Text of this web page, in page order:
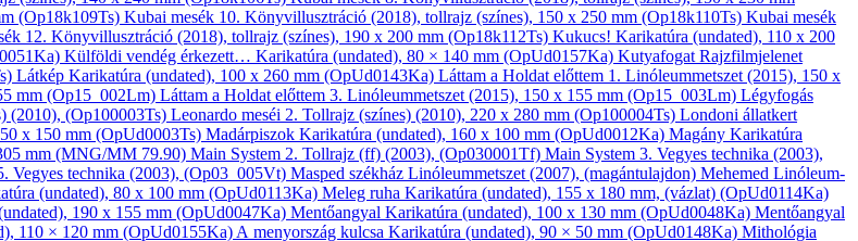
(Op18k109Ts) Kubai mesék 10. Könyv­illusztráció (2018), tollrajz (színes), 150 x 250 mm (Op18k110Ts) Kubai mesék
12. Könyv­illusztráció (2018), tollrajz (színes), 190 x 200 mm (Op18k112Ts) Kukucs! Karikatúra (undated), 110 x 200
Külföldi vendég érkezett… Karikatúra (undated), 80 × 140 mm (OpUd0157Ka) Kutyafogat Rajzfilmjelenet
Látkép Karikatúra (undated), 100 x 260 mm (OpUd0143Ka) Láttam a Holdat előttem 1. Linóleum­metszet (2015), 150 x
mm (Op15_002Lm) Láttam a Holdat előttem 3. Linóleum­metszet (2015), 150 x 155 mm (Op15_003Lm) Légyfogás
(2010), (Op100003Ts) Leonardo meséi 2. Tollrajz (színes) (2010), 220 x 280 mm (Op100004Ts) Londoni állatkert
x 150 mm (OpUd0003Ts) Madárpiszok Karikatúra (undated), 160 x 100 mm (OpUd0012Ka) Magány Karikatúra
mm (MNG/MM 79.90) Main System 2. Tollrajz (ff) (2003), (Op030001Tf) Main System 3. Vegyes technika (2003),
Vegyes technika (2003), (Op03_005Vt) Masped székház Linóleum­metszet (2007), (magántulajdon) Mehemed Linóleum­
(undated), 80 x 100 mm (OpUd0113Ka) Meleg ruha Karikatúra (undated), 155 x 180 mm, (vázlat) (OpUd0114Ka)
190 x 155 mm (OpUd0047Ka) Mentőangyal Karikatúra (undated), 100 x 130 mm (OpUd0048Ka) Mentőangyal
110 × 120 mm (OpUd0155Ka) A menyország kulcsa Karikatúra (undated), 90 × 50 mm (OpUd0148Ka) Mithológia